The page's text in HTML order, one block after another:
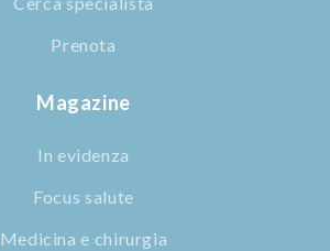
Prenota
Magazine
In evidenza
Focus salute
Medicina e chirurgia